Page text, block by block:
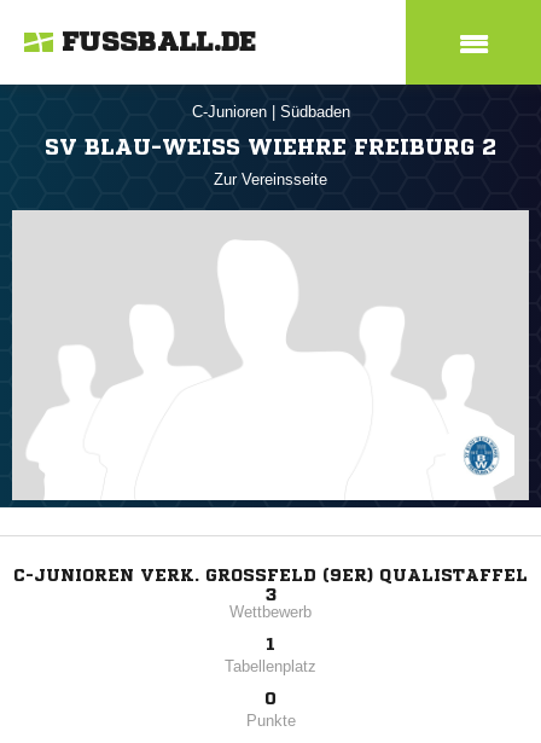
FUSSBALL.DE
C-Junioren Südbaden
SV BLAU-WEISS WIEHRE FREIBURG 2
Zur Vereinsseite
C-JUNIOREN VERK. GROSSFELD (9ER) QUALISTAFFEL 3
Wettbewerb
1
Tabellenplatz
0
Punkte